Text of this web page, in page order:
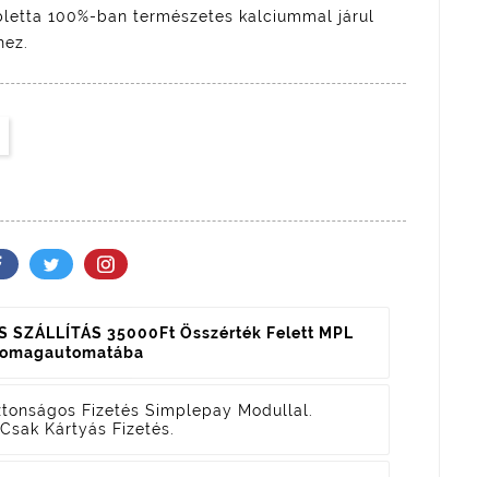
100%-ban természetes kalciummal járul
SZÁLLÍTÁS 35000Ft Összérték Felett MPL
Fizetés Simplepay Modullal.
Kártyás Fizetés.